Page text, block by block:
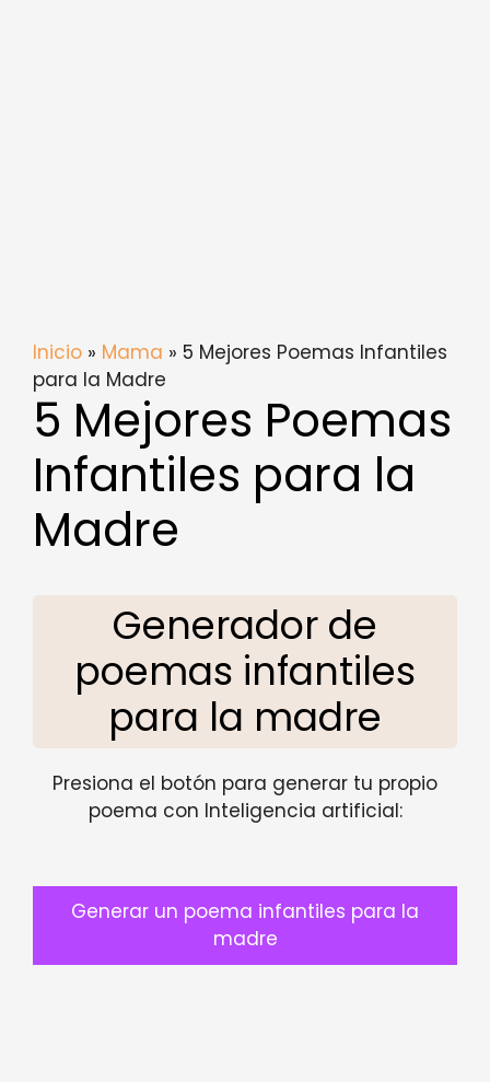
Inicio » Mama » 5 Mejores Poemas Infantiles
para la Madre
5 Mejores Poemas
Infantiles para la
Madre
Generador de
poemas infantiles
para la madre
Presiona el botón para generar tu propio
poema con Inteligencia artificial:
Generar un poema infantiles para la
madre